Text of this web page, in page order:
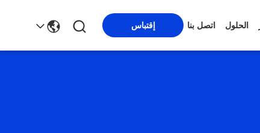
الحلول اتصل بنا إقتباس